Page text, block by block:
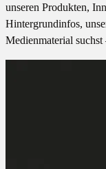
unseren Produkten,
Hintergrundinfos,
Medienmaterial